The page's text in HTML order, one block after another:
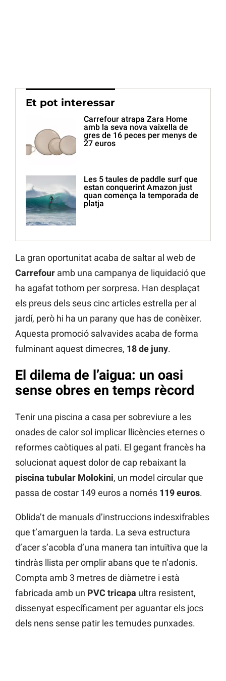
Et pot interessar
Carrefour atrapa Zara Home
amb la seva nova vaixella de
gres de 16 peces per menys de
27 euros
Les 5 taules de paddle surf que
estan conquerint Amazon just
quan comença la temporada de
platja
La gran oportunitat acaba de saltar al web de
Carrefour amb una campanya de liquidació que
ha agafat tothom per sorpresa. Han desplaçat
els preus dels seus cinc articles estrella per al
jardí, però hi ha un parany que has de conèixer.
Aquesta promoció salvavides acaba de forma
fulminant aquest dimecres, 18 de juny.
El dilema de l’aigua: un oasi
sense obres en temps rècord
Tenir una piscina a casa per sobreviure a les
onades de calor sol implicar llicències eternes o
reformes caòtiques al pati. El gegant francès ha
solucionat aquest dolor de cap rebaixant la
piscina tubular Molokini, un model circular que
passa de costar 149 euros a només 119 euros.
Oblida’t de manuals d’instruccions indesxifrables
que t’amarguen la tarda. La seva estructura
d’acer s’acobla d’una manera tan intuïtiva que la
tindràs llista per omplir abans que te n’adonis.
Compta amb 3 metres de diàmetre i està
fabricada amb un PVC tricapa ultra resistent,
dissenyat específicament per aguantar els jocs
dels nens sense patir les temudes punxades.